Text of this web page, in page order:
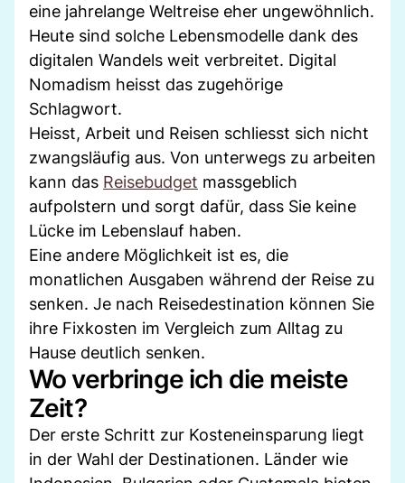
eine jahrelange Weltreise eher ungewöhnlich.
Heute sind solche Lebensmodelle dank des
digitalen Wandels weit verbreitet. Digital
Nomadism heisst das zugehörige
Schlagwort.
Heisst, Arbeit und Reisen schliesst sich nicht
zwangsläufig aus. Von unterwegs zu arbeiten
kann das Reisebudget massgeblich
aufpolstern und sorgt dafür, dass Sie keine
Lücke im Lebenslauf haben.
Eine andere Möglichkeit ist es, die
monatlichen Ausgaben während der Reise zu
senken. Je nach Reisedestination können Sie
ihre Fixkosten im Vergleich zum Alltag zu
Hause deutlich senken.
Wo verbringe ich die meiste
Zeit?
Der erste Schritt zur Kosteneinsparung liegt
in der Wahl der Destinationen. Länder wie